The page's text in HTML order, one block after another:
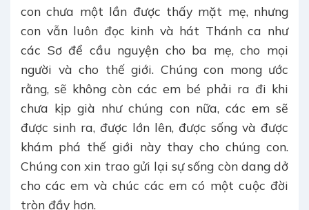
con chưa một lần được thấy mặt mẹ, nhưng
con vẫn luôn đọc kinh và hát Thánh ca như
các Sơ để cầu nguyện cho ba mẹ, cho mọi
người và cho thế giới. Chúng con mong ước
rằng, sẽ không còn các em bé phải ra đi khi
chưa kịp già như chúng con nữa, các em sẽ
được sinh ra, được lớn lên, được sống và được
khám phá thế giới này thay cho chúng con.
Chúng con xin trao gửi lại sự sống còn dang dở
cho các em và chúc các em có một cuộc đời
tròn đầy hơn.